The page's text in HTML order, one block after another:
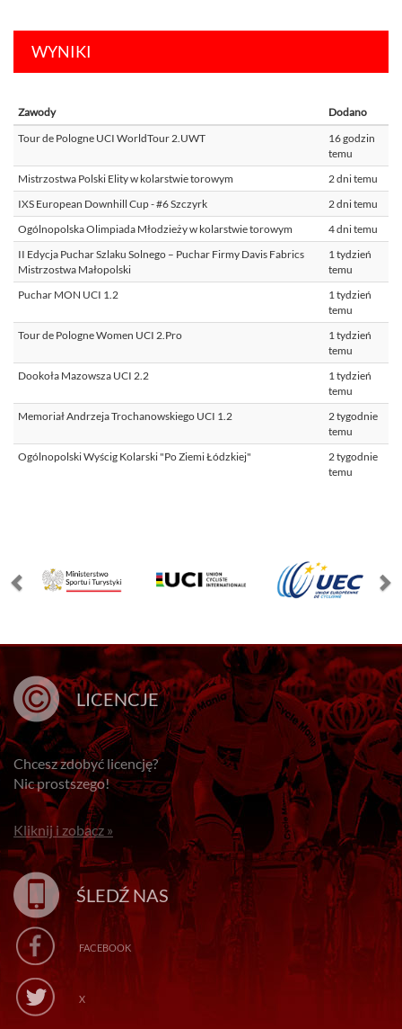
WYNIKI
Zawody
Dodano
Tour de Pologne UCI WorldTour 2.UWT
16 godzin
temu
Mistrzostwa Polski Elity w kolarstwie torowym
2 dni temu
IXS European Downhill Cup - #6 Szczyrk
2 dni temu
Ogólnopolska Olimpiada Młodzieży w kolarstwie torowym
4 dni temu
II Edycja Puchar Szlaku Solnego – Puchar Firmy Davis Fabrics
Mistrzostwa Małopolski
1 tydzień
temu
Puchar MON UCI 1.2
1 tydzień
temu
Tour de Pologne Women UCI 2.Pro
1 tydzień
temu
Dookoła Mazowsza UCI 2.2
1 tydzień
temu
Memoriał Andrzeja Trochanowskiego UCI 1.2
2 tygodnie
temu
Ogólnopolski Wyścig Kolarski "Po Ziemi Łódzkiej"
2 tygodnie
temu
LICENCJE
Chcesz zdobyć licencję?
Nic prostszego!
Kliknij i zobacz »
ŚLEDŹ NAS
FACEBOOK
X